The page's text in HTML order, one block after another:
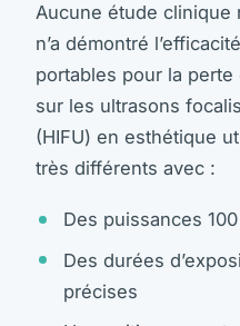
Aucune étude clinique
n’a démontré
portables pour la
sur les ultrasons
(HIFU) en esthétique
très différents avec :
Des puissances
Des durées
précises